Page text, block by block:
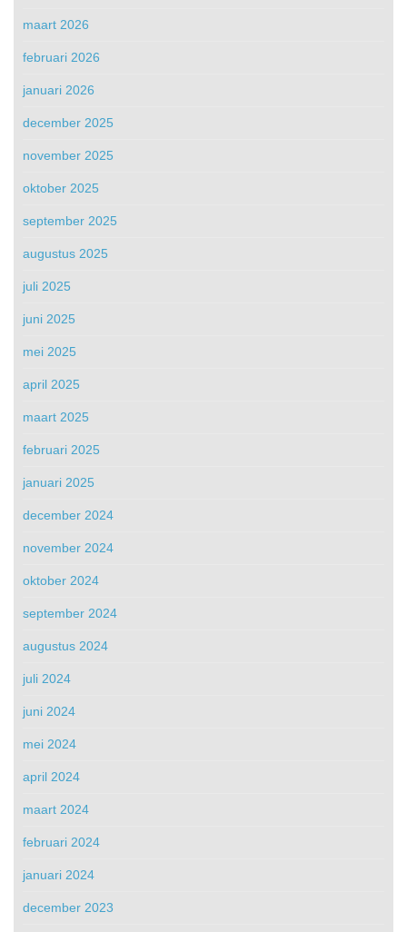
maart 2026
februari 2026
januari 2026
december 2025
november 2025
oktober 2025
september 2025
augustus 2025
juli 2025
juni 2025
mei 2025
april 2025
maart 2025
februari 2025
januari 2025
december 2024
november 2024
oktober 2024
september 2024
augustus 2024
juli 2024
juni 2024
mei 2024
april 2024
maart 2024
februari 2024
januari 2024
december 2023